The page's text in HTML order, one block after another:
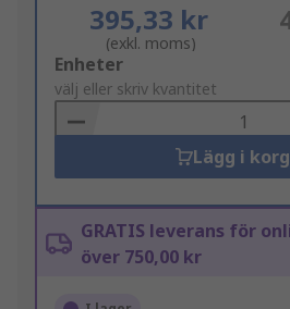
395,33 kr
(exkl. moms)
Add
to
Basket
Enheter
välj eller skriv kvantitet
Lägg i
GRATIS leverans för
över 750,00 kr